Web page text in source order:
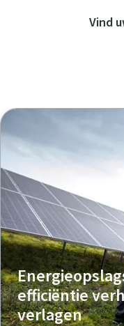
Vind
efficiëntie
verlagen